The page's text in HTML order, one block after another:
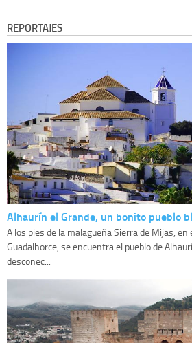
REPORTAJES
Alhaurín el Grande, un bonito pueblo
A los pies de la malagueña Sierra de Mijas, en
Guadalhorce, se encuentra el pueblo de
desconec...